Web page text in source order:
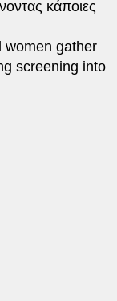
κάποιες
women gather
screening into